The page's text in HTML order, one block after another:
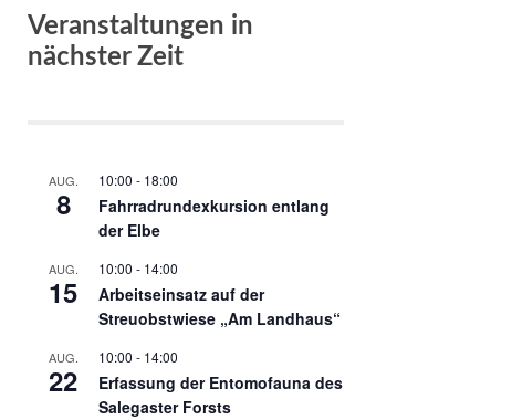
Veranstaltungen in
nächster Zeit
AUG.
8
10:00 - 18:00
Fahrradrundexkursion entlang
der Elbe
AUG.
15
10:00 - 14:00
Arbeitseinsatz auf der
Streuobstwiese „Am Landhaus“
AUG.
22
10:00 - 14:00
Erfassung der Entomofauna des
Salegaster Forsts